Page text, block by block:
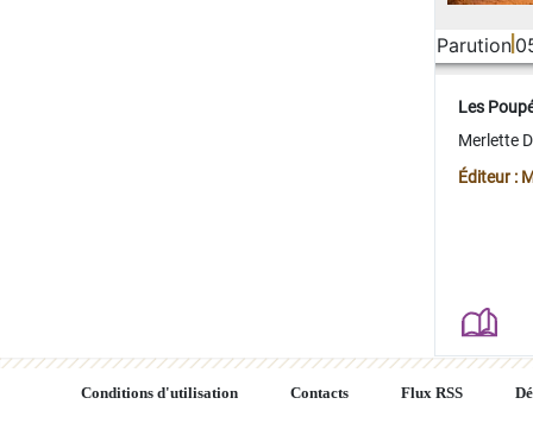
Parution
Les
Merlette
Éditeur :
Conditions d'utilisation Contacts Flux RSS